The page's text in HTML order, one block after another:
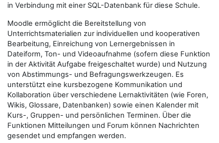
in Verbindung mit einer SQL-Datenbank für diese Schule.
Moodle ermöglicht die Bereitstellung von
Unterrichtsmaterialien zur individuellen und kooperativen
Bearbeitung, Einreichung von Lernergebnissen in
Dateiform, Ton- und Videoaufnahme (sofern diese Funktion
in der Aktivität Aufgabe freigeschaltet wurde) und Nutzung
von Abstimmungs- und Befragungswerkzeugen. Es
unterstützt eine kursbezogene Kommunikation und
Kollaboration über verschiedene Lernaktivitäten (wie Foren,
Wikis, Glossare, Datenbanken) sowie einen Kalender mit
Kurs-, Gruppen- und persönlichen Terminen. Über die
Funktionen Mitteilungen und Forum können Nachrichten
gesendet und empfangen werden.